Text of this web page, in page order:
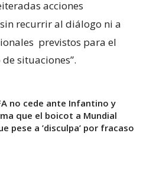
acciones
recurrir al diálogo ni a
previstos para el
situaciones”.
no cede ante Infantino y
que el boicot a Mundial
pese a ’disculpa’ por fracaso